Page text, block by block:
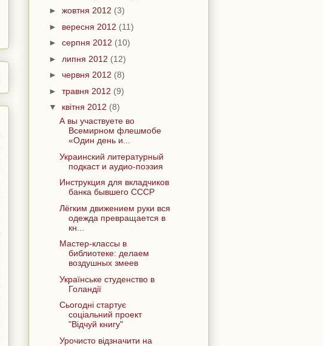
► жовтня 2012 (3)
► вересня 2012 (11)
► серпня 2012 (10)
► липня 2012 (12)
► червня 2012 (8)
► травня 2012 (9)
▼ квітня 2012 (8)
А вы участвуете во
Всемирном флешмобе
«Один день и...
Украинский литературный
подкаст и аудио-поэзия
Инструкция для вкладчиков
банка бывшего СССР
Лёгким движением руки вся
одежда превращается в
кн...
Мастер-классы в
библиотеке: делаем
воздушных змеев
Українське студенство в
Голандії
Сьогодні стартує
соціальний проект
"Відчуй книгу"
Урочисто відзначити на